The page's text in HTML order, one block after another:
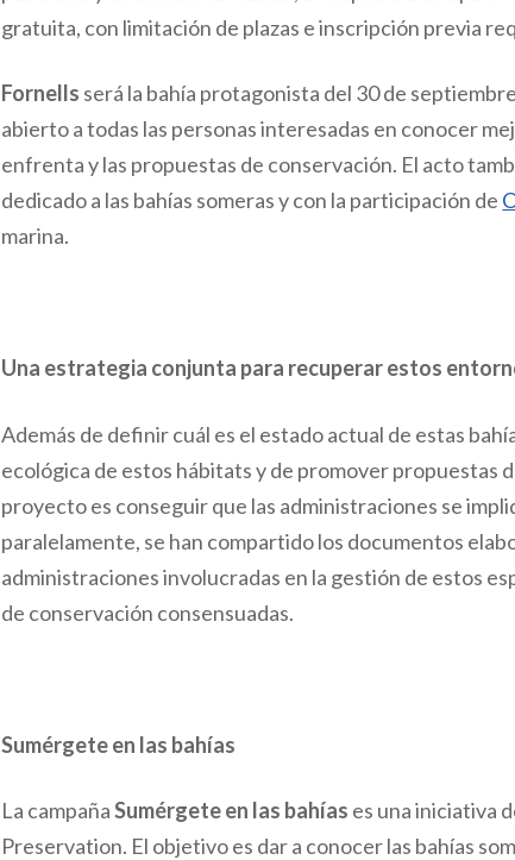
gratuita, con limitación de plazas e inscripción previa
Fornells será la bahía protagonista del 30 de
abierto a todas las personas interesadas en conocer
enfrenta y las propuestas de conservación. El acto
dedicado a las bahías someras y con la participación de
marina.
Una estrategia conjunta para recuperar estos
Además de definir cuál es el estado actual de estas
ecológica de estos hábitats y de promover propuestas
proyecto es conseguir que las administraciones se
paralelamente, se han compartido los documentos
administraciones involucradas en la gestión de estos
de conservación consensuadas.
Sumérgete en las bahías
La campañaSumérgete en las bahías es una iniciativa
Preservation. El objetivo es dar a conocer las bahías